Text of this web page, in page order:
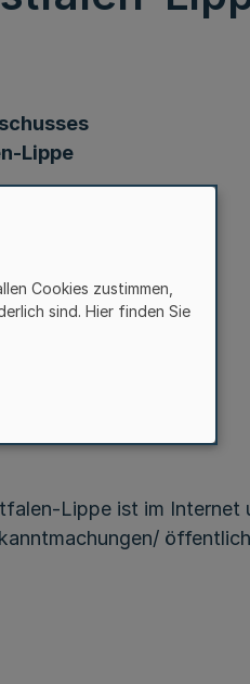
Lippe
Lippe ist im Internet
Cookies zustimmen,
sind. Hier finden Sie